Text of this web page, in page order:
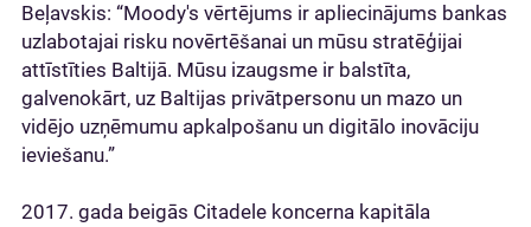
Beļavskis: “Moody's vērtējums ir apliecinājums bankas
uzlabotajai risku novērtēšanai un mūsu stratēģijai
attīstīties Baltijā. Mūsu izaugsme ir balstīta,
galvenokārt, uz Baltijas privātpersonu un mazo un
vidējo uzņēmumu apkalpošanu un digitālo inovāciju
ieviešanu.”
2017. gada beigās Citadele koncerna kapitāla